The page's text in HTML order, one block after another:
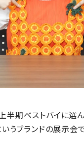
半期ベストバイに選
うブランドの展示会